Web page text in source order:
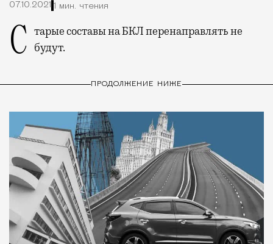
07.10.2021 1 мин. чтения
Старые составы на БКЛ перенаправлять не будут.
ПРОДОЛЖЕНИЕ НИЖЕ